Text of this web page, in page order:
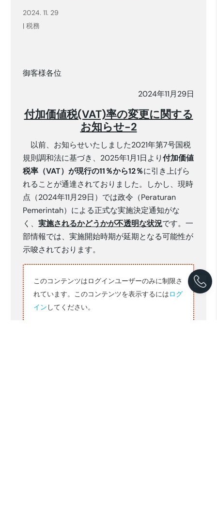
2024. 11. 29
|税務
御客様各位
2024年11月29日
付加価値税(VAT)率の変更に関する
お知らせ-2
以前、お知らせいたしました2021年第7号国税
規則調和法に基づき、2025年1月1日より付加価値
税率（VAT）が現行の11％から12％に引き上げら
れることが通達されておりました。しかし、現時
点（2024年11月29日）では政令（Peraturan
Pemerintah）による正式な実施決定通知がな
く、実施されるかどうかが不透明な状況です。一
部情報では、実施開始時期が延期となる可能性が
示唆されております。
このコンテンツはログインユーザーのみに制限さ
れています。このコンテンツを表示するにはログ
イン してください。